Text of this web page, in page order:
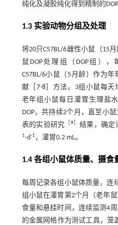
纯化及凝胶纯化得到精制的DOP
1.3 实验动物分组及处理
将20只C57BL/6雌性小鼠（15
鼠DOP处理组（DOP组）
C57BL/6小鼠（5月龄）作为
献［ 7-8］方法。3组小鼠每天
老年组小鼠每日灌胃生理盐
DOP，共持续2个月，直至小
表的实验研究 ［9 结果，确定
1·d-1 ，灌胃0.2 mL。
1.4 各组小鼠体质量、摄食
每周记录各组小鼠体质量，连
组小鼠在灌胃第2个月（老年
食量和悬挂时间，连续监测4
的金属网格作为测试工具，笼